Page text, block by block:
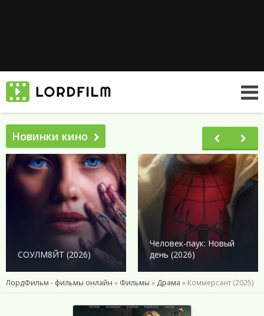
Новинки кино
СОУЛМ8ЙТ (2026)
Человек-паук: Новый
день (2026)
ЛордФильм - фильмы онлайн » Фильмы » Драма » Коммерсант (2025)